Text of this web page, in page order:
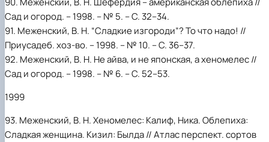
Сад и огород. – 1998. – № 5. – С. 32–34.
91. Меженский, В. Н. “Сладкие изгороди”? То что надо! //
Приусадеб. хоз-во. – 1998. – № 10. – С. 36–37.
92. Меженский, В. Н. Не айва, и не японская, а хеномелес //
Сад и огород. – 1998. – № 6. – С. 52–53.
1999
93. Меженский, В. Н. Хеномелес: Калиф, Ника. Облепиха:
Сладкая женщина. Кизил: Былда // Атлас перспект. сортов